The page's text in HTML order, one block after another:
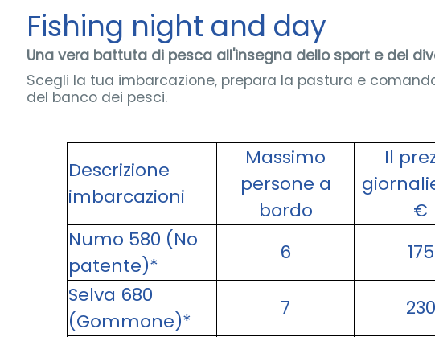
Fishing night and day
Una vera battuta di pesca all'insegna dello sport e del
Scegli la tua imbarcazione, prepara la pastura e
del banco dei pesci.
Descrizione
imbarcazioni
Massimo
persone a
bordo
Il
€
Numo 580 (No
patente)*
6
175
Selva 680
(Gommone)*
7
230